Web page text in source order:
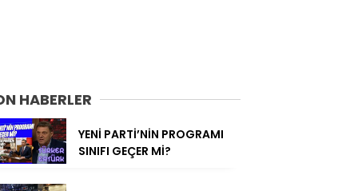
HABERLER
YENİ PARTİ’NİN PROGRAMI
SINIFI GEÇER Mİ?